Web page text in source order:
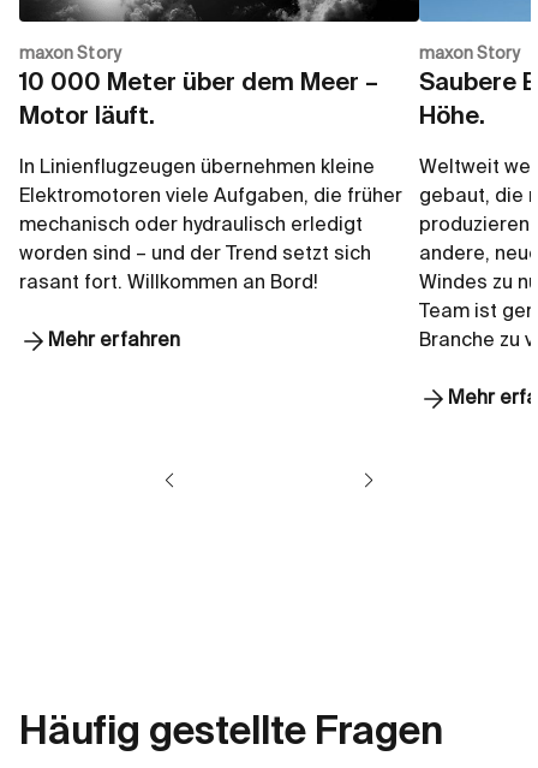
maxon Story
10 000 Meter über dem Meer –
Motor läuft.
In Linienflugzeugen übernehmen kleine
Elektromotoren viele Aufgaben, die früher
mechanisch oder hydraulisch erledigt
worden sind – und der Trend setzt sich
rasant fort. Willkommen an Bord!
Mehr erfahren
maxon Story
Saubere
Höhe.
Weltweit
gebaut, die
andere,
Windes zu
Team ist
Branche zu
Mehr
Häufig gestellte Fragen